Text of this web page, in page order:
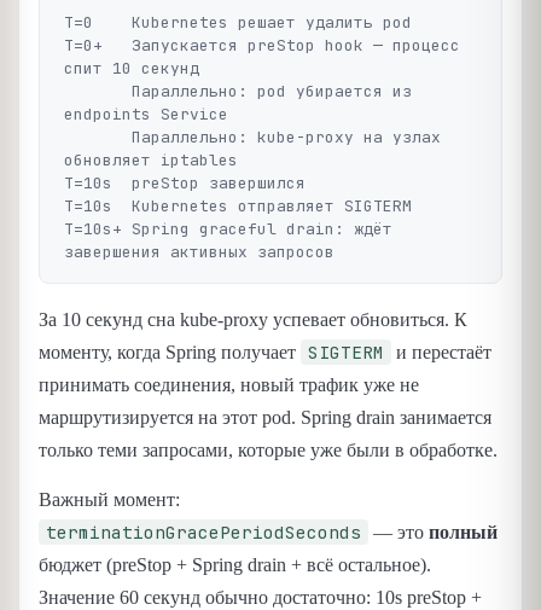
T=0    Kubernetes решает удалить pod
T=0+   Запускается preStop hook — процесс
спит 10 секунд
endpoints Service
обновляет iptables
T=10s  preStop завершился
T=10s  Kubernetes отправляет SIGTERM
T=10s+ Spring graceful drain: ждёт
За 10 секунд сна kube-proxy успевает обновиться. К
моменту, когда Spring получает SIGTERM
и перестаёт
принимать соединения, новый трафик уже не
маршрутизируется на этот pod. Spring drain занимается
только теми запросами, которые уже были в обработке.
Важный момент:
terminationGracePeriodSeconds — это полный
бюджет (preStop + Spring drain + всё остальное).
Значение 60 секунд обычно достаточно: 10s preStop +